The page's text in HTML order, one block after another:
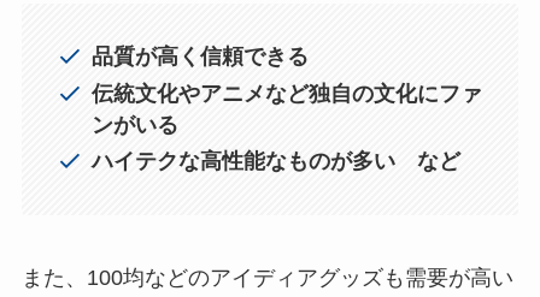
品質が高く信頼できる
伝統文化やアニメなど独自の文化にファ
ンがいる
ハイテクな高性能なものが多い など
また、100均などのアイディアグッズも需要が高い